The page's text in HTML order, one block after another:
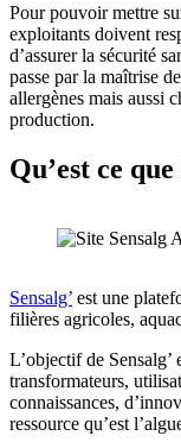
Pour pouvoir mettre
exploitants doivent
d’assurer la sécurité
passe par la maîtrise
allergènes mais aussi
production.
Qu’est ce que
Sensalg’ est une
filières agricoles,
L’objectif de Sensalg’
transformateurs,
connaissances,
ressource qu’est